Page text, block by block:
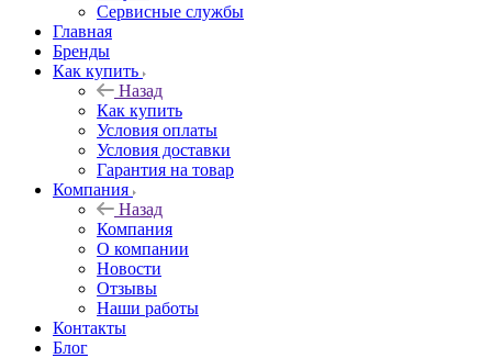
Сервисные службы
Главная
Бренды
Как купить
Назад
Как купить
Условия оплаты
Условия доставки
Гарантия на товар
Компания
Назад
Компания
О компании
Новости
Отзывы
Наши работы
Контакты
Блог